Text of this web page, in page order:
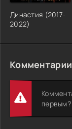
Династия (2017-
2022)
первым?